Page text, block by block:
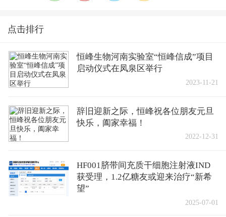
点击排行
恒峰生物河南实验室“恒峰信成”项目
启动仪式在凤泉区举行
2023-11-21
辞旧迎新之际，恒峰祝各位朋友元旦
快乐，阖家幸福！
2022-12-31
HF001脐带间充质干细胞注射液IND
获受理，1.2亿糖友或迎来治疗“新希
望”
2025-07-01